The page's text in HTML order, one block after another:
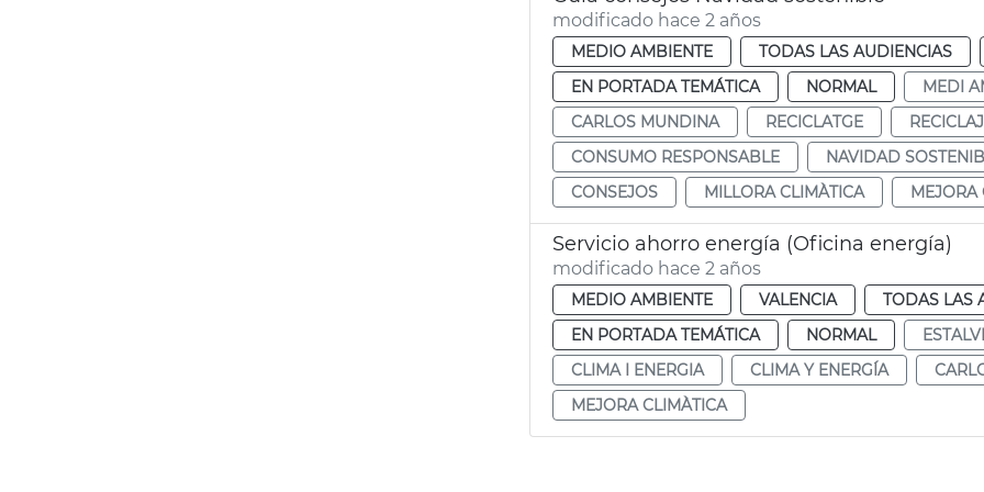
modificado hace 2 años
MEDIO AMBIENTE
TODAS LAS AUDIENCIAS
EN PORTADA TEMÁTICA
NORMAL
MEDI
CARLOS MUNDINA
RECICLATGE
CONSUMO RESPONSABLE
NAVIDAD
CONSEJOS
MILLORA CLIMÀTICA MEJORA
Servicio ahorro energía (Oficina energía)
modificado hace 2 años
MEDIO AMBIENTE VALENCIA
TODAS LAS
EN PORTADA TEMÁTICA
NORMAL
CLIMA I ENERGIA
CLIMA Y ENERGÍA
MEJORA CLIMÀTICA